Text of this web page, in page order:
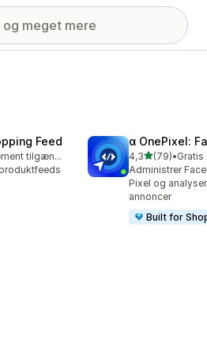
Feed
Gratis abonnement tilgængeligt
α OnePixel:
4,3ud af 5
(79)
79 anmeldelser i
•
Administrer
Pixel og
annoncer
Built for